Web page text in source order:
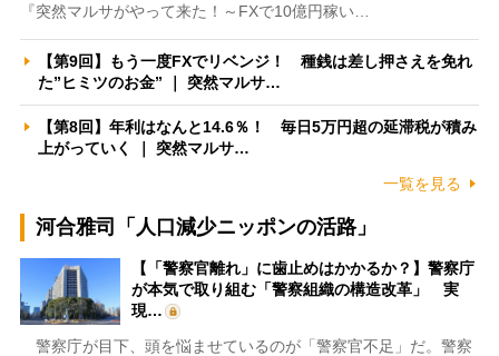
『突然マルサがやって来た！～FXで10億円稼い…
【第9回】もう一度FXでリベンジ！ 種銭は差し押さえを免れ
た”ヒミツのお金” ｜ 突然マルサ…
【第8回】年利はなんと14.6％！ 毎日5万円超の延滞税が積み
上がっていく ｜ 突然マルサ…
一覧を見る
河合雅司「人口減少ニッポンの活路」
【「警察官離れ」に歯止めはかかるか？】警察庁
が本気で取り組む「警察組織の構造改革」 実
現…
警察庁が目下、頭を悩ませているのが「警察官不足」だ。警察